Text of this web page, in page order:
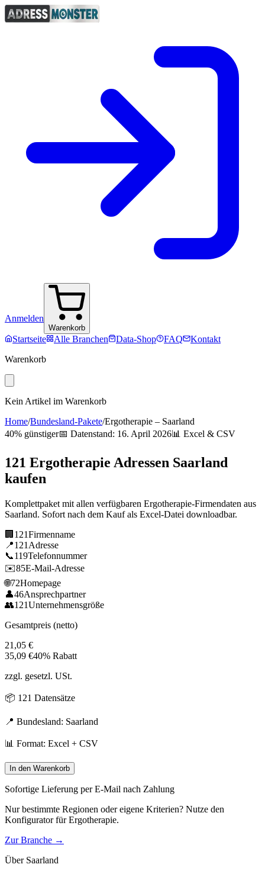
Anmelden
Warenkorb
Startseite Alle Branchen Data-Shop FAQ
Kontakt
Warenkorb
Kein Artikel im Warenkorb
Home/Bundesland-Pakete/Ergotherapie – Saarland
40% günstiger📅 Datenstand: 16. April 2026📊 Excel & CSV
121 Ergotherapie Adressen Saarland
kaufen
Komplettpaket mit allen verfügbaren Ergotherapie-Firmendaten aus
Saarland. Sofort nach dem Kauf als Excel-Datei downloadbar.
🏢 121Firmenname
📍121 Adresse
📞119Telefonnummer
✉️85E-Mail-Adresse
🌐72Homepage
👤46Ansprechpartner
👥121Unternehmensgröße
Gesamtpreis (netto)
21,05 €
35,09 €40% Rabatt
zzgl. gesetzl. USt.
📦 121 Datensätze
📍 Bundesland: Saarland
📊 Format: Excel + CSV
In den Warenkorb
Sofortige Lieferung per E-Mail nach Zahlung
Nur bestimmte Regionen oder eigene Kriterien? Nutze den
Konfigurator fürErgotherapie.
Zur Branche →
Über Saarland